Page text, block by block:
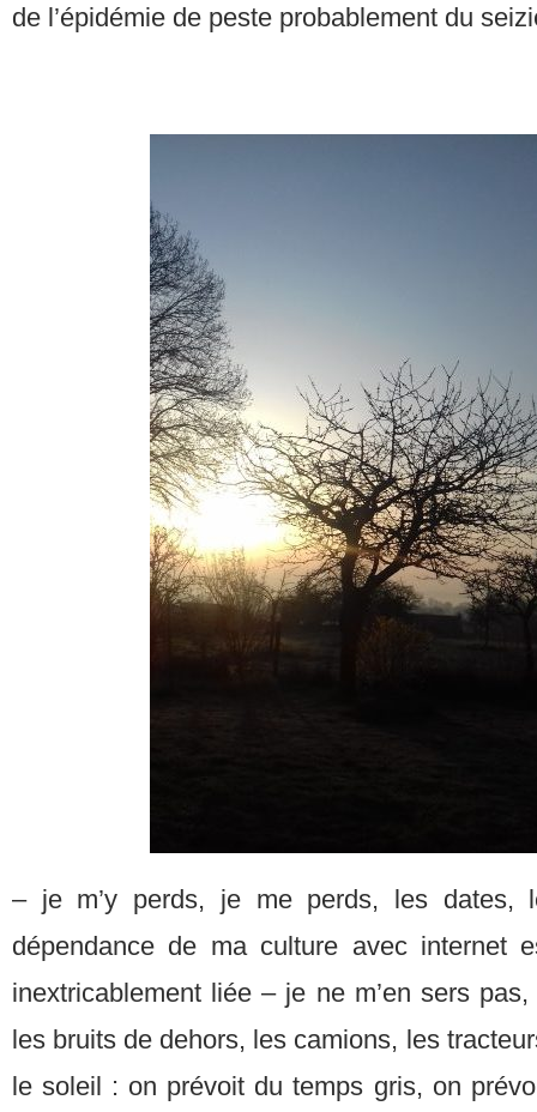
de l’épidémie de peste probablement du
– je m’y perds, je me perds, les dates,
dépendance de ma culture avec internet
inextricablement liée – je ne m’en sers
les bruits de dehors, les camions, les
le soleil : on prévoit du temps gris, on